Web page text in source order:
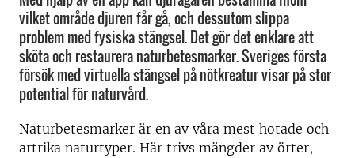
vilket område djuren får gå, och dessutom slippa
problem med fysiska stängsel. Det gör det enklare att
sköta och restaurera naturbetesmarker. Sveriges första
försök med virtuella stängsel på nötkreatur visar på stor
potential för naturvård.
Naturbetesmarker är en av våra mest hotade och
artrika naturtyper. Här trivs mängder av örter,